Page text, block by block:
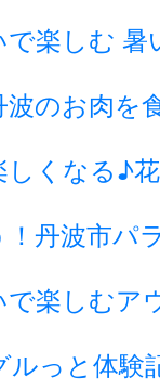
楽しむ
のお肉を
しくなる♪
丹波市パ
楽しむア
っと体験